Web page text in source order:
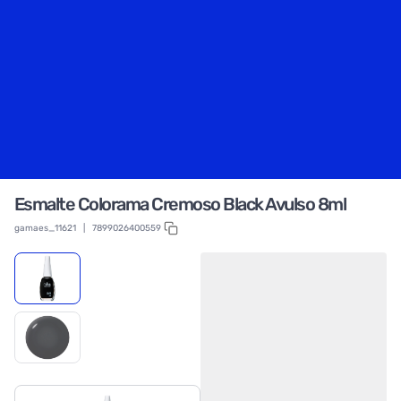
Esmalte Colorama Cremoso Black Avulso 8ml
gamaes_11621 7899026400559